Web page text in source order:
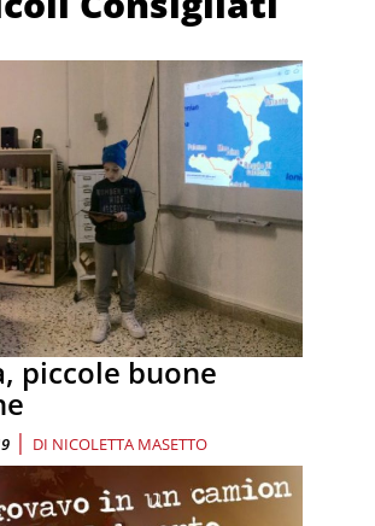
piccole buone
| DI NICOLETTA MASETTO